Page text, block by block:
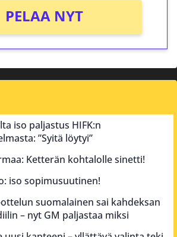
PELAA NYT
iso paljastus HIFK:n
”Syitä löytyi”
Ketterän kohtalolle sinetti!
iso sopimusuutinen!
suomalainen sai kahdeksan
– nyt GM paljastaa miksi